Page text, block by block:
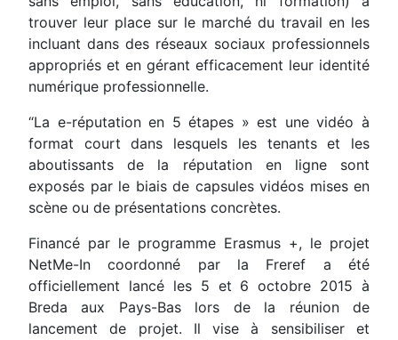
trouver leur place sur le marché du travail en les
incluant dans des réseaux sociaux professionnels
appropriés et en gérant efficacement leur identité
numérique professionnelle.
“La e-réputation en 5 étapes » est une vidéo à
format court dans lesquels les tenants et les
aboutissants de la réputation en ligne sont
exposés par le biais de capsules vidéos mises en
scène ou de présentations concrètes.
Financé par le programme Erasmus +, le projet
NetMe-In coordonné par la Freref a été
officiellement lancé les 5 et 6 octobre 2015 à
Breda aux Pays-Bas lors de la réunion de
lancement de projet. Il vise à sensibiliser et